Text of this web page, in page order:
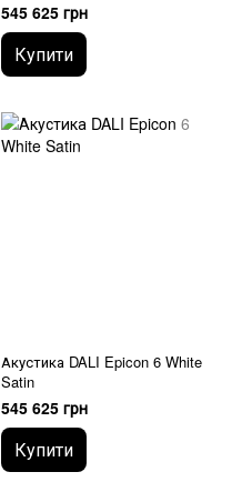
545 625 грн
Купити
Акустика DALI Epicon 6 White
Satin
545 625 грн
Купити